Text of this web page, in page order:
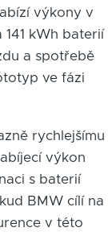
výkony v
141 kWh baterií
a spotřebě
ve fázi
rychlejšímu
výkon
s baterií
BMW cílí na
v této